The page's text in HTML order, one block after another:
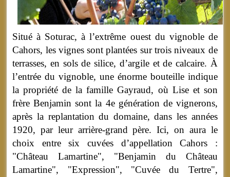
Situé à Soturac, à l’extrême ouest du vignoble de
Cahors, les vignes sont plantées sur trois niveaux de
terrasses, en sols de silice, d’argile et de calcaire. À
l’entrée du vignoble, une énorme bouteille indique
la propriété de la famille Gayraud, où Lise et son
frère Benjamin sont la 4e génération de vignerons,
après la replantation du domaine, dans les années
1920, par leur arrière-grand père.Ici, on aura le
choix entre six cuvées d’appellation Cahors :
"Château Lamartine", "Benjamin du Château
Lamartine", "Expression", "Cuvée du Tertre",